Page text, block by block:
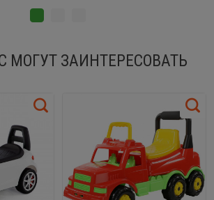
МОГУТ ЗАИНТЕРЕСОВАТЬ